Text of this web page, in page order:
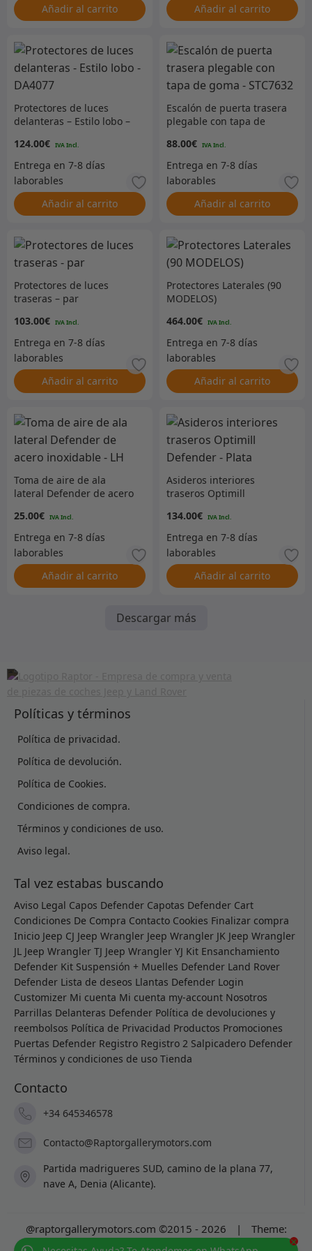
Añadir al carrito Añadir al carrito
Protectores de luces
delanteras – Estilo lobo –
124.00€
Añadir al carrito
Escalón de puerta trasera
plegable con tapa de
88.00€
Añadir al carrito
Protectores de luces
traseras – par
103.00€
Añadir al carrito
Protectores Laterales (90
MODELOS)
464.00€
Añadir al carrito
Toma de aire de ala
lateral Defender de acero
25.00€
Añadir al carrito
Asideros interiores
traseros Optimill
134.00€
Añadir al carrito
Descargar más
×
Políticas y términos
Política de privacidad.
Política de devolución.
Política de Cookies.
Condiciones de compra.
Términos y condiciones de uso.
Aviso legal.
Tal vez estabas buscando
Aviso Legal Capos Defender Capotas Defender Cart
Condiciones De Compra Contacto Cookies Finalizar compra
Inicio Jeep CJ Jeep Wrangler Jeep Wrangler JK Jeep Wrangler
JL Jeep Wrangler TJ Jeep Wrangler YJ Kit Ensanchamiento
Defender Kit Suspensión + Muelles Defender Land Rover
Defender Lista de deseos Llantas Defender Login
Customizer Mi cuenta Mi cuenta my-account Nosotros
Parrillas Delanteras Defender Política de devoluciones y
reembolsos Política de Privacidad Productos Promociones
Puertas Defender Registro Registro 2 Salpicadero Defender
Términos y condiciones de uso Tienda
Contacto
+34 645346578
Contacto@Raptorgallerymotors.com
Partida madrigueres SUD, camino de la plana 77,
nave A, Denia (Alicante).
@raptorgallerymotors.com ©2015 - 2026 |
Theme:
Prosale byfull100ack